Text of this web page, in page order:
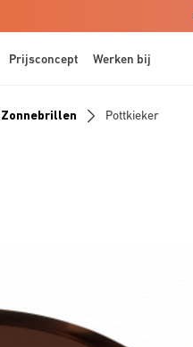
Prijsconcept Werken bij
Zonnebrillen Pottkieker